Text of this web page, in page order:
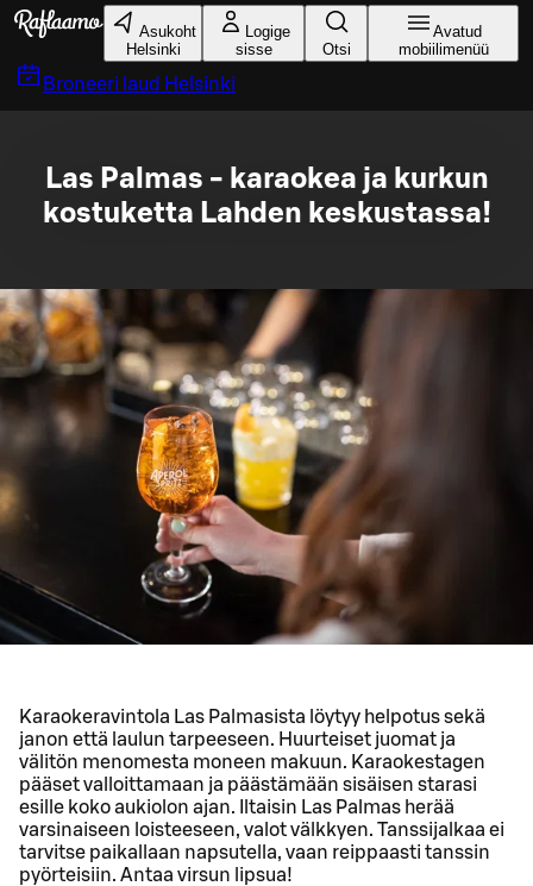
Liigu peamise sisu juurde
Asukoht
Helsinki
Logige
sisse
Otsi
Avatud
mobiilimenüü
Broneeri laud Helsinki
Las Palmas - karaokea ja kurkun
kostuketta Lahden keskustassa!
Karaokeravintola Las Palmasista löytyy helpotus sekä
janon että laulun tarpeeseen. Huurteiset juomat ja
välitön menomesta moneen makuun. Karaokestagen
pääset valloittamaan ja päästämään sisäisen starasi
esille koko aukiolon ajan. Iltaisin Las Palmas herää
varsinaiseen loisteeseen, valot välkkyen. Tanssijalkaa ei
tarvitse paikallaan napsutella, vaan reippaasti tanssin
pyörteisiin. Antaa virsun lipsua!